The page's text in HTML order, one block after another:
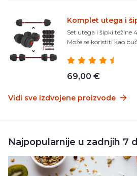
Komplet utega i
Set utega i šipki težine
Može se koristiti kao
69,00 €
Vidi sve izdvojene proizvode
Najpopularnije u zadnjih 7